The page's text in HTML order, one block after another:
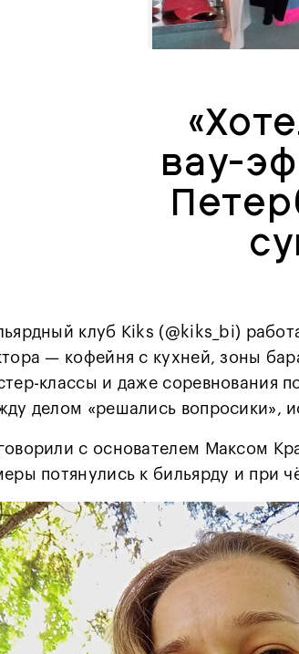
вау-
клуб Kiks (@kiks_bi)
— кофейня с кухней, зоны
классы и даже соревнования
делом «решались вопросики»,
с основателем Максом
потянулись к бильярду и при